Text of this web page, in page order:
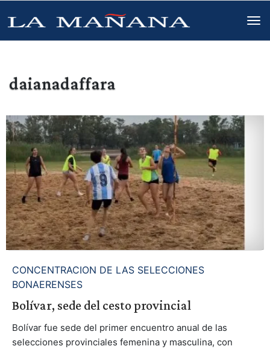
daianadaffara
CONCENTRACION DE LAS SELECCIONES
BONAERENSES
Bolívar, sede del cesto provincial
Bolívar fue sede del primer encuentro anual de las
selecciones provinciales femenina y masculina, con